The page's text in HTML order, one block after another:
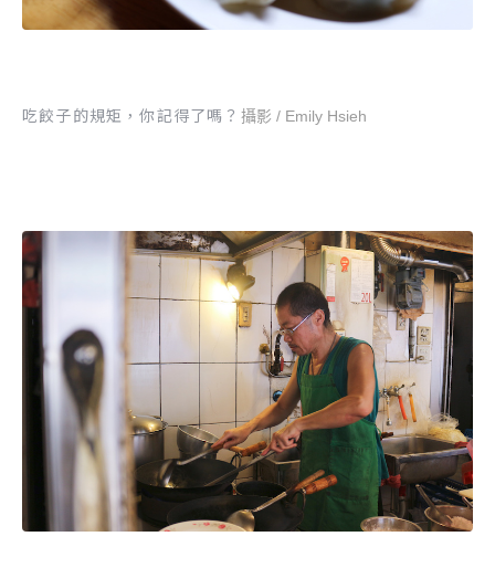
吃餃子的規矩，你記得了嗎？ 攝影 / Emily Hsieh